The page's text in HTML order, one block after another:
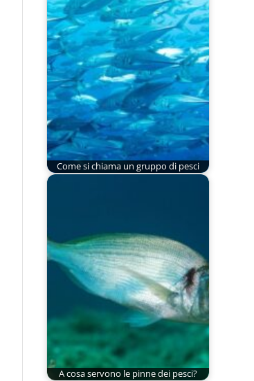
Come si chiama un gruppo di pesci
A cosa servono le pinne dei pesci?